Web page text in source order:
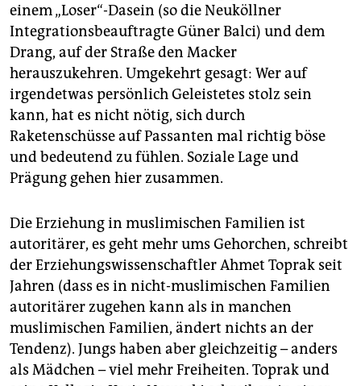
einem „Loser“-Dasein (so die Neuköllner
Integrationsbeauftragte Güner Balci) und dem
Drang, auf der Straße den Macker
herauszukehren. Umgekehrt gesagt: Wer auf
irgendetwas persönlich Geleistetes stolz sein
kann, hat es nicht nötig, sich durch
Raketenschüsse auf Passanten mal richtig böse
und bedeutend zu fühlen. Soziale Lage und
Prägung gehen hier zusammen.
Die Erziehung in muslimischen Familien ist
autoritärer, es geht mehr ums Gehorchen, schreibt
der Erziehungswissenschaftler Ahmet Toprak seit
Jahren (dass es in nicht-muslimischen Familien
autoritärer zugehen kann als in manchen
muslimischen Familien, ändert nichts an der
Tendenz). Jungs haben aber gleichzeitig – anders
als Mädchen – viel mehr Freiheiten. Toprak und